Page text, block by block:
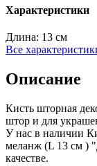
Характеристики
Длина: 13 см
Все
Описание
Кисть шторная
штор и для
У нас в наличии
меланж (L 13 см )
качестве.